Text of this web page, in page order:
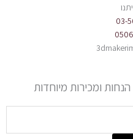
03-
ומכירות מיוחדות